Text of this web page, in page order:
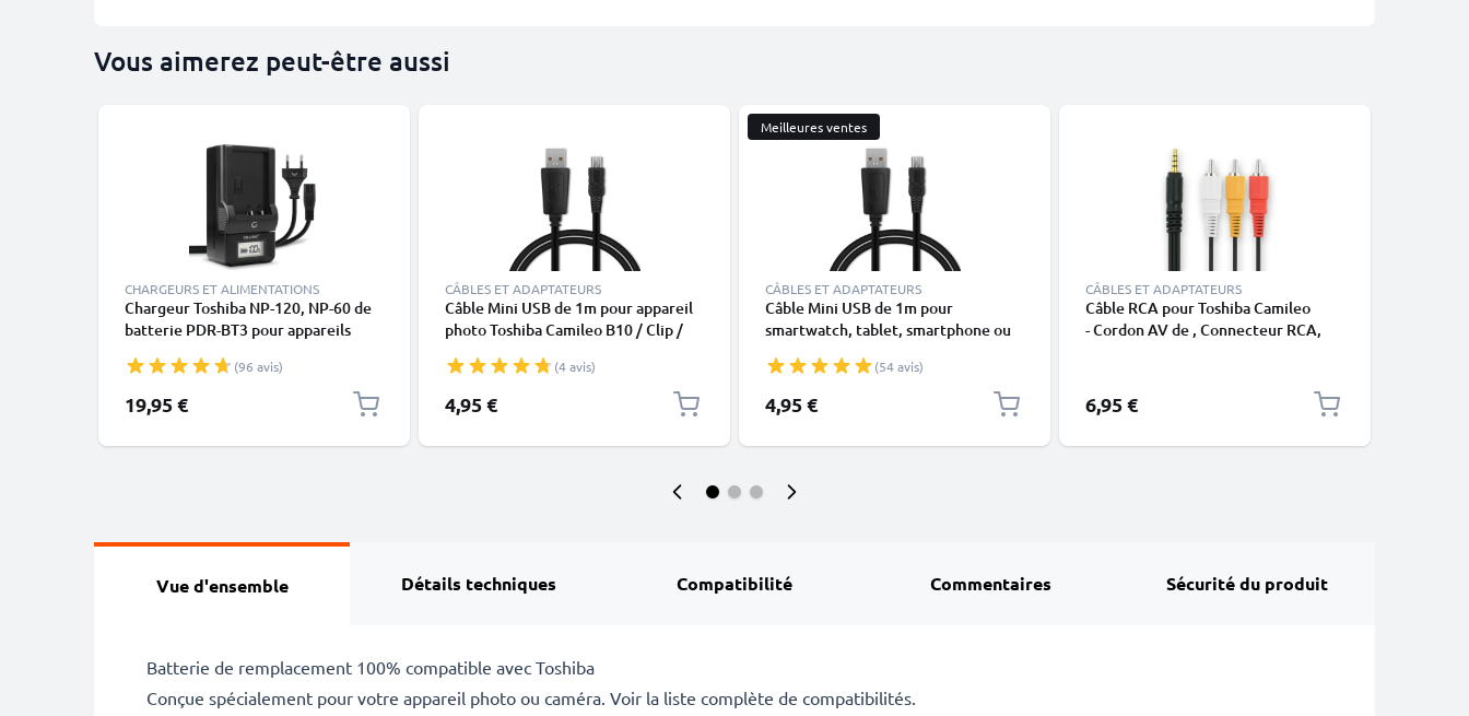
Vous aimerez peut-être aussi
CHARGEURS ET ALIMENTATIONS
Chargeur Toshiba NP-120, NP-60 de
batterie PDR-BT3 pour appareils
/ PDR-T20 / PDR-T30 / Camileo H10 /
Camileo H20 / Camileo P10
de CELLONIC
(96 avis)
19,95 €
CÂBLES ET ADAPTATEURS
Câble Mini USB de 1m pour appareil
photo Toshiba Camileo B10 / Clip /
P30 / S10 / S20 transfert de données
1A noir PVC
(4 avis)
4,95 €
Meilleures ventes
CÂBLES ET ADAPTATEURS
Câble Mini USB de 1m pour
smartwatch, tablet, smartphone ou
PVC
(54 avis)
4,95 €
CÂBLES ET ADAPTATEURS
Câble RCA pour Toshiba Camileo
- Cordon AV de , Connecteur RCA,
Console
6,95 €
Vue d'ensemble Détails techniques Compatibilité Commentaires Sécurité du produit
Batterie de remplacement 100% compatible avec Toshiba
Conçue spécialement pour votre appareil photo ou caméra. Voir la liste complète de compatibilités.